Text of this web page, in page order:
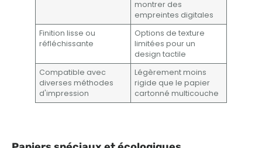
montrer des
empreintes digitales
Finition lisse ou
réfléchissante
Options de texture
limitées pour un
design tactile
Compatible avec
diverses méthodes
d'impression
Légèrement moins
rigide que le papier
cartonné multicouche